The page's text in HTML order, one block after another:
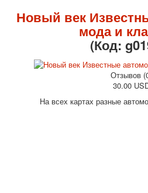
Новый век
мода и
(Код:
Отзывов
30.00
На всех картах разные